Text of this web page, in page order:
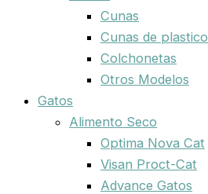
Cunas
Cunas de plastico
Colchonetas
Otros Modelos
Gatos
Alimento Seco
Optima Nova Cat
Visan Proct-Cat
Advance Gatos